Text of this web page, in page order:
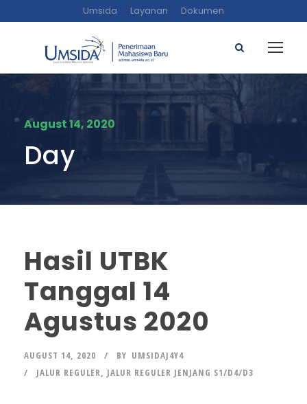
Umsida Layanan Dokumen
August 14, 2020
Day
Hasil UTBK
Tanggal 14
Agustus 2020
AUGUST 14, 2020 BY UMSIDAJ4Y4
JALUR REGULER, JALUR REGULER JENJANG S1/D4/D3